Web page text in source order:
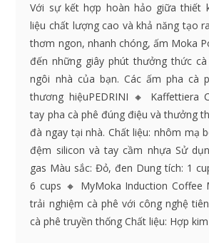
Với sự kết hợp hoàn hảo giữa thiết
liệu chất lượng cao và khả năng tạo
thơm ngon, nhanh chóng, ấm Moka
đến những giây phút thưởng thức
ngôi nhà của bạn. Các ấm pha cà
thương hiệuPEDRINI 🔸 Kaffettiera
tay pha cà phê đúng điệu và thưởng
đà ngay tại nhà. Chất liệu: nhôm mạ
đệm silicon và tay cầm nhựa Sử
gas Màu sắc: Đỏ, đen Dung tích: 1
6 cups 🔸 MyMoka Induction Coffee
trải nghiệm cà phê với công nghệ
cà phê truyền thống Chất liệu: Hợp